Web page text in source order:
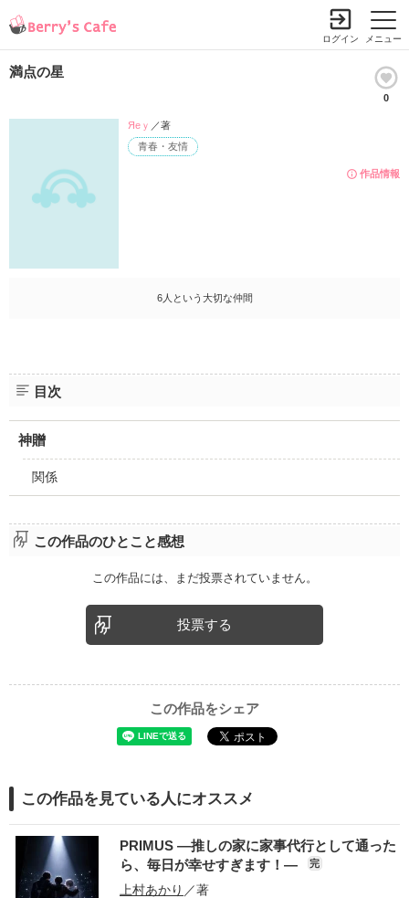
メニュー
ログイン
満点の星
0
作品情報
青春・友情
Яеｙ ／著
6人という大切な仲間
目次
神贈
関係
この作品のひとこと感想
この作品には、まだ投票されていません。
投票する
この作品をシェア
この作品を見ている人にオススメ
PRIMUS ―推しの家に家事代行として通った
ら、毎日が幸せすぎます！―
完
上村あかり ／著